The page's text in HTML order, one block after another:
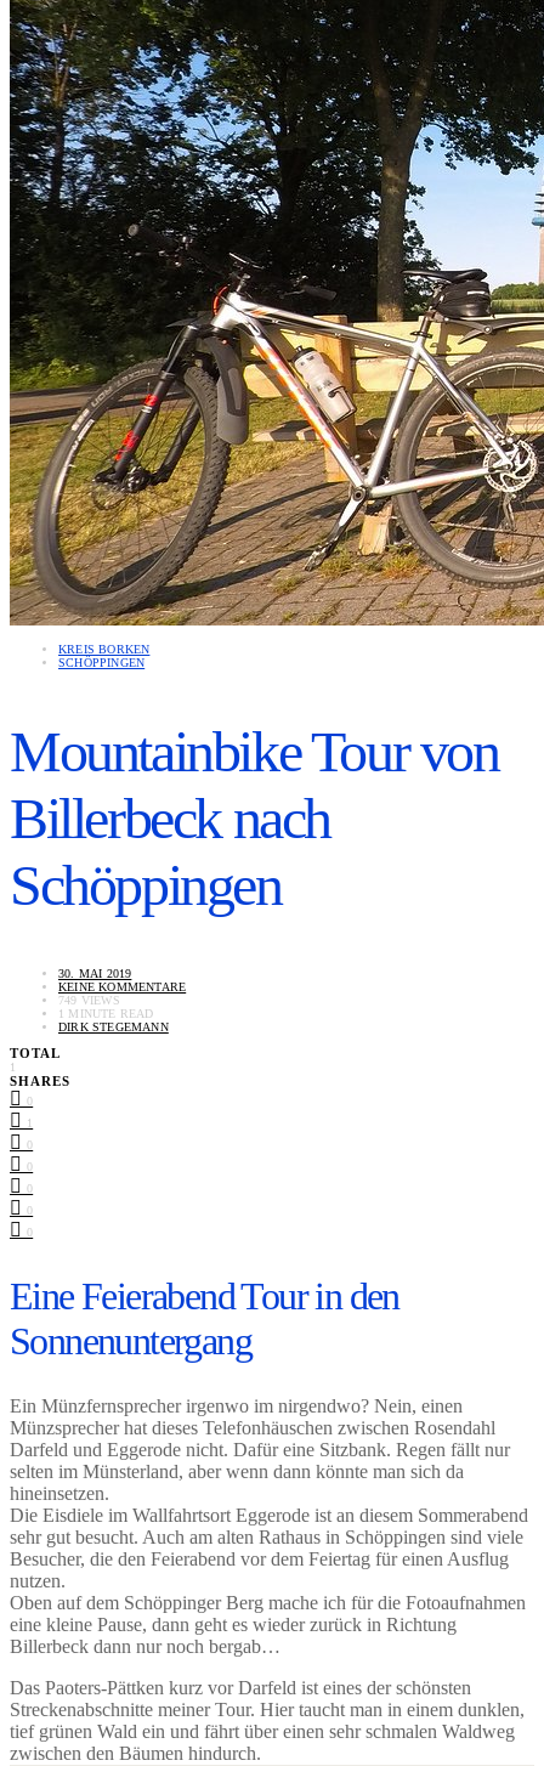
Dülmen
Havixbeck
Lüdinghausen
Merfeld
Nordkirchen
Senden
Kreis Steinfurt
Greven
Laer
Metelen
Steinfurt
Nordwalde
Rheine
Welbergen
Kreis Warendorf
Warendorf
Münster
Erweitertes Münsterland
Dörenthe
Flaesheim
Olfen
Haltern am See
Lembeck
Lengerich
Tecklenburg
VERANSTALTUNGEN
KREIS BORKEN
SCHÖPPINGEN
Mountainbike Tour von
Billerbeck nach
Schöppingen
30. MAI 2019
KEINE KOMMENTARE
749 VIEWS
1 MINUTE READ
DIRK STEGEMANN
TOTAL
1
SHARES
0
1
0
0
0
0
0
Eine Feierabend Tour in den
Sonnenuntergang
Ein Münzfernsprecher irgenwo im nirgendwo? Nein, einen
Münzsprecher hat dieses Telefonhäuschen zwischen Rosendahl
Darfeld und Eggerode nicht. Dafür eine Sitzbank. Regen fällt nur
selten im Münsterland, aber wenn dann könnte man sich da
hineinsetzen.
Die Eisdiele im Wallfahrtsort Eggerode ist an diesem Sommerabend
sehr gut besucht. Auch am alten Rathaus in Schöppingen sind viele
Besucher, die den Feierabend vor dem Feiertag für einen Ausflug
nutzen.
Oben auf dem Schöppinger Berg mache ich für die Fotoaufnahmen
eine kleine Pause, dann geht es wieder zurück in Richtung
Billerbeck dann nur noch bergab…
Das Paoters-Pättken kurz vor Darfeld ist eines der schönsten
Streckenabschnitte meiner Tour. Hier taucht man in einem dunklen,
tief grünen Wald ein und fährt über einen sehr schmalen Waldweg
zwischen den Bäumen hindurch.